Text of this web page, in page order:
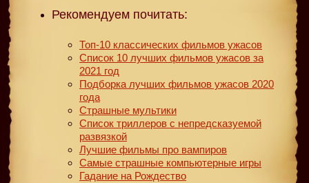
Рекомендуем почитать:
Топ-10 классических фильмов ужасов
Список 10 лучших фильмов ужасов за
2021 год
Подборка лучших фильмов ужасов 2020
года
Страшные мультики
Список триллеров с непредсказуемой
развязкой
Лучшие фильмы про вампиров
Самые страшные компьютерные игры
Гадание на Рождество